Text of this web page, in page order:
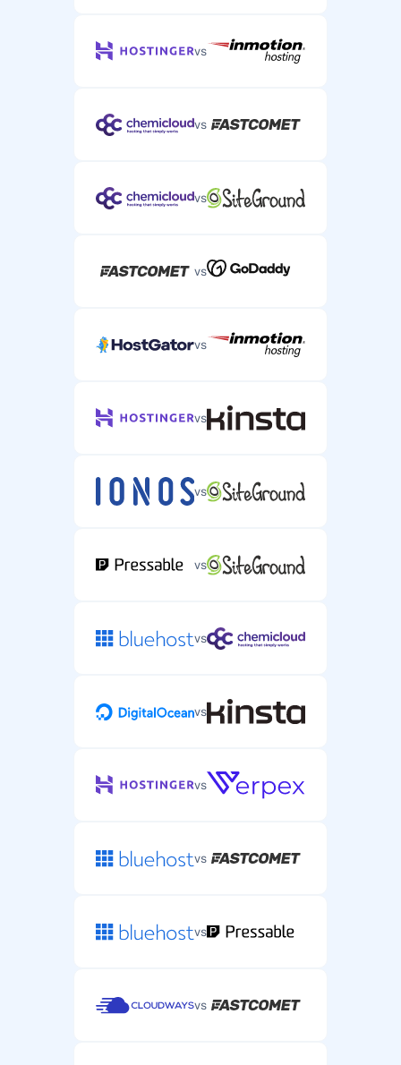
vs
vs
vs
vs
vs
vs
vs
vs
vs
vs
vs
vs
vs
vs